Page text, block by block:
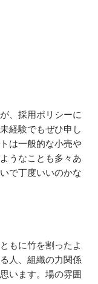
、採用ポリシーに
経験でもぜひ申し
は一般的な小売や
うなことも多々あ
で丁度いいのかな
もに竹を割ったよ
人、組織の力関係
います。場の雰囲